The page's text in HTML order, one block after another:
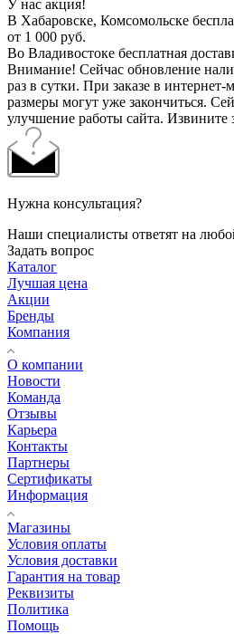
У нас акция!
В Хабаровске, Комсомольске
от 1 000 руб.
Во Владивостоке бесплатная
Внимание! Сейчас обновление
раз в сутки. При заказе в интернет-
размеры могут уже закончиться.
улучшение работы сайта. Извините
Нужна консультация?
Наши специалисты ответят на
Задать вопрос
Каталог
Лучшая цена
Акции
Бренды
Компания
О компании
Новости
Команда
Отзывы
Карьера
Контакты
Партнеры
Сертификаты
Информация
Магазины
Условия оплаты
Условия доставки
Гарантия на товар
Реквизиты
Политика
Помощь